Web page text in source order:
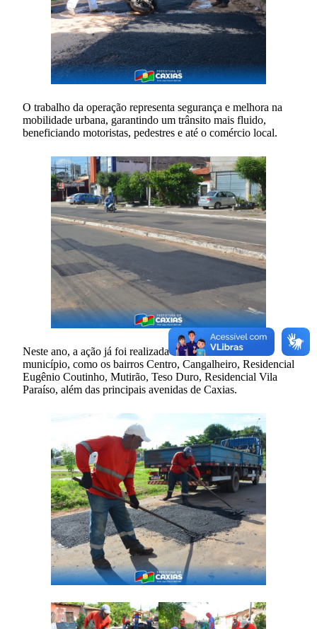
O trabalho da operação representa segurança e melhora na
mobilidade urbana, garantindo um trânsito mais fluido,
beneficiando motoristas, pedestres e até o comércio local.
Neste ano, a ação já foi realizada em diversos bairros do
município, como os bairros Centro, Cangalheiro, Residencial
Eugênio Coutinho, Mutirão, Teso Duro, Residencial Vila
Paraíso, além das principais avenidas de Caxias.